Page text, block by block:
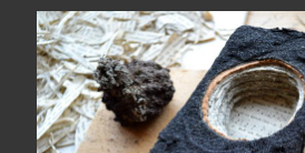
Hólmur